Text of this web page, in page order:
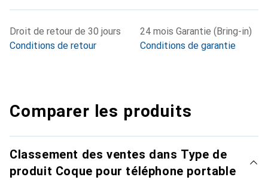
Droit de retour de 30 jours
Conditions de retour
24 mois Garantie (Bring-in)
Conditions de garantie
Comparer les produits
Classement des ventes dans Type de
produit Coque pour téléphone portable